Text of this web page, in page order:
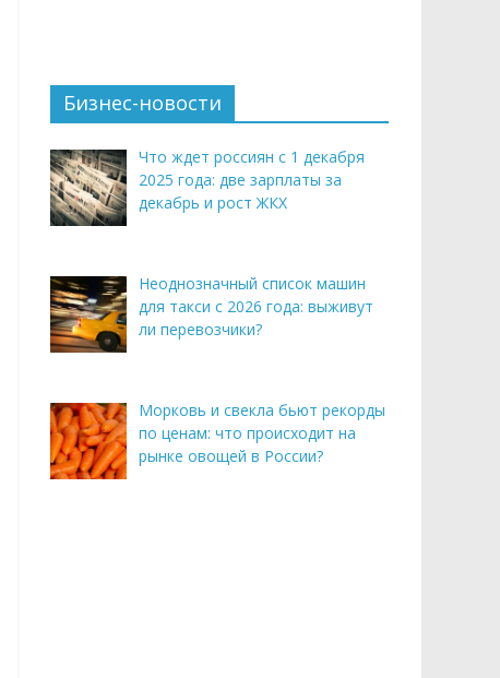
Бизнес-новости
Что ждет россиян с 1 декабря
2025 года: две зарплаты за
декабрь и рост ЖКХ
Неоднозначный список машин
для такси с 2026 года: выживут
ли перевозчики?
Морковь и свекла бьют рекорды
по ценам: что происходит на
рынке овощей в России?